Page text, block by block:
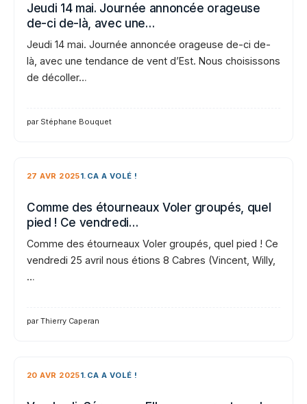
Jeudi 14 mai. Journée annoncée orageuse
de-ci de-là, avec une…
Jeudi 14 mai. Journée annoncée orageuse de-ci de-
là, avec une tendance de vent d’Est. Nous choisissons
de décoller…
par Stéphane Bouquet
27 AVR 20251.CA A VOLÉ !
Comme des étourneaux Voler groupés, quel
pied ! Ce vendredi…
Comme des étourneaux Voler groupés, quel pied ! Ce
vendredi 25 avril nous étions 8 Cabres (Vincent, Willy,
…
par Thierry Caperan
20 AVR 20251.CA A VOLÉ !